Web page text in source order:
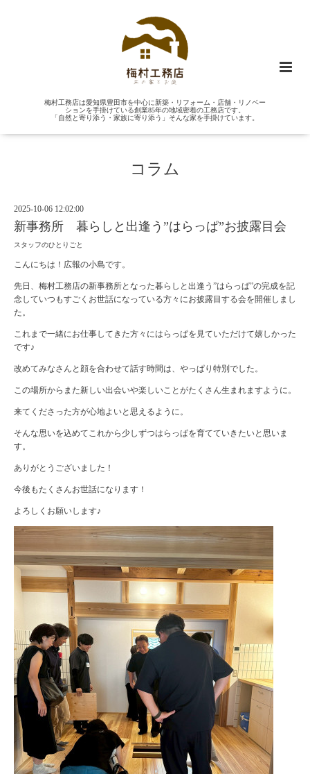
梅村工務店は愛知県豊田市を中心に新築・リフォーム・店舗・リノベー
ションを手掛けている創業85年の地域密着の工務店です。
「自然と寄り添う・家族に寄り添う」そんな家を手掛けています。
コラム
2025-10-06 12:02:00
新事務所 暮らしと出逢う”はらっぱ”お披露目会
スタッフのひとりごと
こんにちは！広報の小島です。
先日、梅村工務店の新事務所となった暮らしと出逢う”はらっぱ”の完成を記
念していつもすごくお世話になっている方々にお披露目する会を開催しまし
た。
これまで一緒にお仕事してきた方々にはらっぱを見ていただけて嬉しかった
です♪
改めてみなさんと顔を合わせて話す時間は、やっぱり特別でした。
この場所からまた新しい出会いや楽しいことがたくさん生まれますように。
来てくださった方が心地よいと思えるように。
そんな思いを込めてこれから少しずつはらっぱを育てていきたいと思いま
す。
ありがとうございました！
今後もたくさんお世話になります！
よろしくお願いします♪